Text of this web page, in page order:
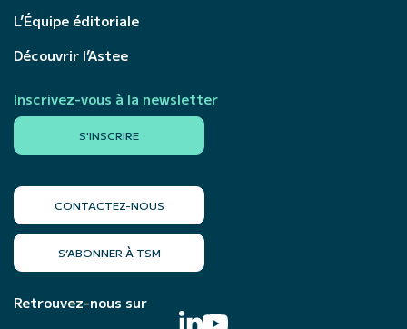
L’Équipe éditoriale
Découvrir l’Astee
Inscrivez-vous à la newsletter
S'INSCRIRE
CONTACTEZ-NOUS
S’ABONNER À TSM
Retrouvez-nous sur